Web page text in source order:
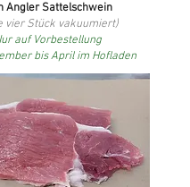
Angler Sattelschwein
vier Stück vakuumiert)
auf Vorbestellung
bis April im Hofladen